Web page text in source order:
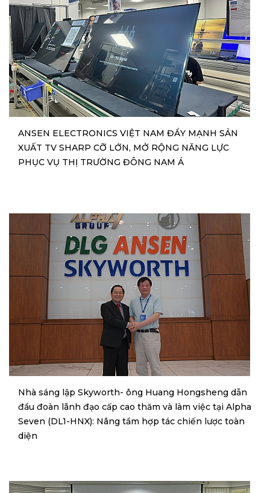
ANSEN ELECTRONICS VIỆT NAM ĐẨY MẠNH SẢN
XUẤT TV SHARP CỠ LỚN, MỞ RỘNG NĂNG LỰC
PHỤC VỤ THỊ TRƯỜNG ĐÔNG NAM Á
Nhà sáng lập Skyworth- ông Huang Hongsheng dẫn
đầu đoàn lãnh đạo cấp cao thăm và làm việc tại Alpha
Seven (DL1-HNX): Nâng tầm hợp tác chiến lược toàn
diện